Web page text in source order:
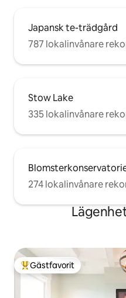
Japansk te-trädgård
787 lokalinvånare
Stow Lake
335 lokalinvånare
274 lokalinvånare
Populär gästfavorit
Gästfavorit